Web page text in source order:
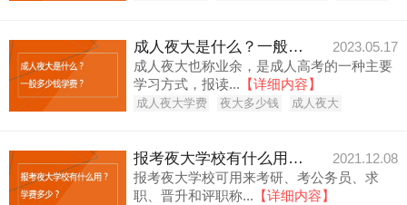
成人夜大是什么？一般多少钱学费？
2023.05.17
成人夜大也称业余，是成人高考的一种主要
学习方式，报读... 【详细内容】
成人夜大学费 夜大多少钱 成人夜大
报考夜大学校有什么用？学费多少？
2021.12.08
报考夜大学校可用来考研、考公务员、求
职、晋升和评职称... 【详细内容】